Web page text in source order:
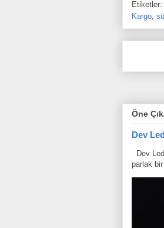
Etiketler:
Kargo,
Öne
Dev
Dev
parlak